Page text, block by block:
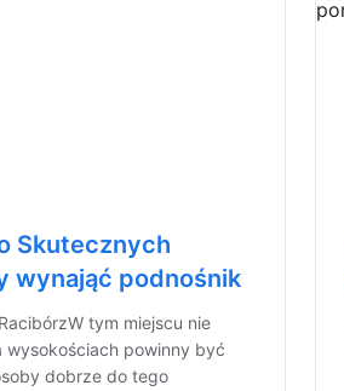
Skutecznych
wynająć podnośnik
tym miejscu nie
wysokościach powinny być
dobrze do tego